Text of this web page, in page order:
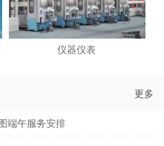
仪器仪表
更多
端午服务安排